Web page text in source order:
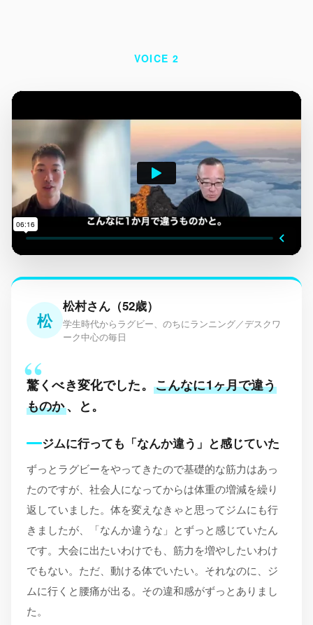
VOICE 2
松
松村さん（52歳）
学生時代からラグビー、のちにランニング／デスクワ
ーク中心の毎日
驚くべき変化でした。 こんなに1ヶ月で違う
ものか、と。
ジムに行っても「なんか違う」と感じていた
ずっとラグビーをやってきたので基礎的な筋力はあっ
たのですが、社会人になってからは体重の増減を繰り
返していました。体を変えなきゃと思ってジムにも行
きましたが、「なんか違うな」とずっと感じていたん
です。大会に出たいわけでも、筋力を増やしたいわけ
でもない。ただ、動ける体でいたい。それなのに、ジ
ムに行くと腰痛が出る。その違和感がずっとありまし
た。